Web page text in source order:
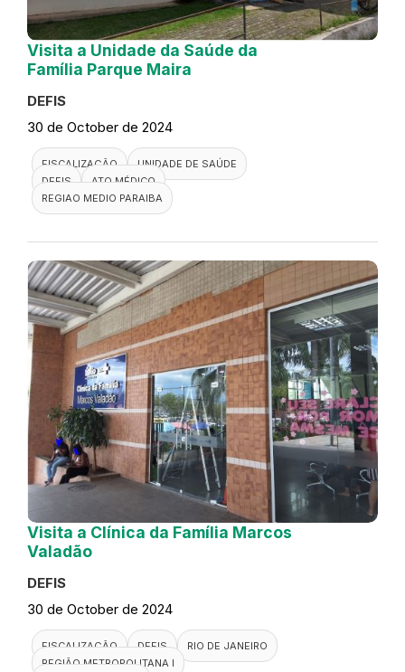
Visita a Unidade da Saúde da
Família Parque Maira
DEFIS
30 de October de 2024
FISCALIZAÇÃO
UNIDADE DE SAÚDE
DEFIS
ATO MÉDICO
REGIAO MEDIO PARAIBA
Visita a Clínica da Família Marcos
Valadão
DEFIS
30 de October de 2024
FISCALIZAÇÃO DEFIS
RIO DE JANEIRO
REGIÃO METROPOLITANA I